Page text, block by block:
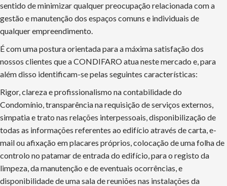
sentido de minimizar qualquer preocupação relacionada com a
gestão e manutenção dos espaços comuns e individuais de
qualquer empreendimento.
É com uma postura orientada para a máxima satisfação dos
nossos clientes que a CONDIFARO atua neste mercado e, para
além disso identificam-se pelas seguintes características:
Rigor, clareza e profissionalismo na contabilidade do
Condomínio, transparência na requisição de serviços externos,
simpatia e trato nas relações interpessoais, disponibilização de
todas as informações referentes ao edifício através de carta, e-
mail ou afixação em placares próprios, colocação de uma folha de
controlo no patamar de entrada do edifício, para o registo da
limpeza, da manutenção e de eventuais ocorrências, e
disponibilidade de uma sala de reuniões nas instalações da